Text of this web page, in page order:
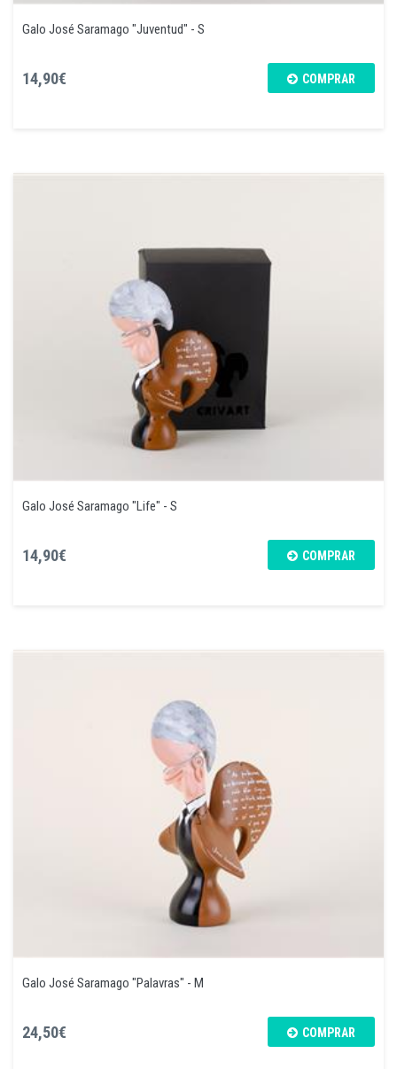
Galo José Saramago "Juventud" - S
14,90€ COMPRAR
Galo José Saramago "Life" - S
14,90€ COMPRAR
Galo José Saramago "Palavras" - M
24,50€ COMPRAR